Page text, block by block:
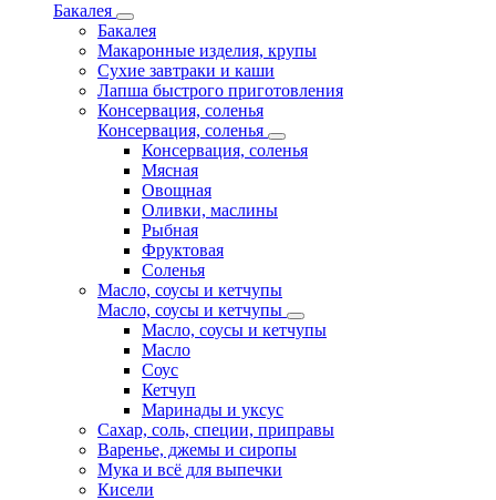
Бакалея
Бакалея
Макаронные изделия, крупы
Сухие завтраки и каши
Лапша быстрого приготовления
Консервация, соленья
Консервация, соленья
Консервация, соленья
Мясная
Овощная
Оливки, маслины
Рыбная
Фруктовая
Соленья
Масло, соусы и кетчупы
Масло, соусы и кетчупы
Масло, соусы и кетчупы
Масло
Соус
Кетчуп
Маринады и уксус
Сахар, соль, специи, приправы
Варенье, джемы и сиропы
Мука и всё для выпечки
Кисели